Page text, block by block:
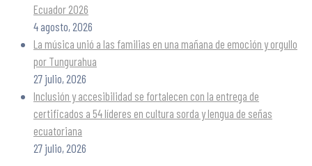
Ecuador 2026
4 agosto, 2026
La música unió a las familias en una mañana de emoción y orgullo
por Tungurahua
27 julio, 2026
Inclusión y accesibilidad se fortalecen con la entrega de
certificados a 54 líderes en cultura sorda y lengua de señas
ecuatoriana
27 julio, 2026